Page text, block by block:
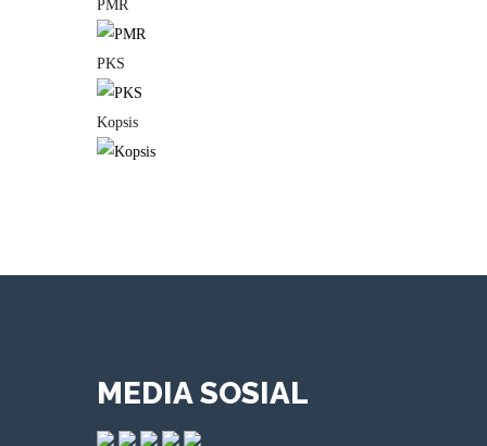
PMR
PKS
Kopsis
MEDIA SOSIAL